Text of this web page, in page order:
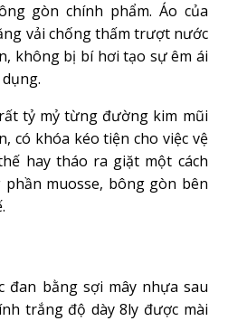
gòn chính phẩm. Áo của
vải chống thấm trượt nước
không bị bí hơi tạo sự êm ái
tỷ mỷ từng đường kim mũi
có khóa kéo tiện cho việc vệ
hay tháo ra giặt một cách
muosse, bông gòn bên
đan bằng sợi mây nhựa sau
trắng độ dày 8ly được mài